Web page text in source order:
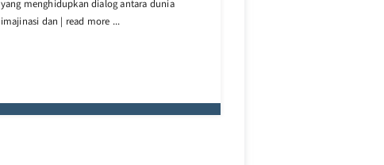
yang menghidupkan dialog antara dunia
imajinasi dan | read more ...